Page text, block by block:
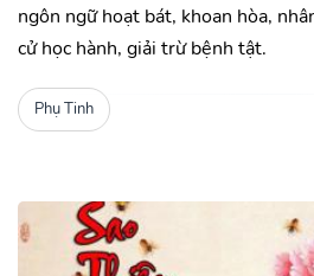
ngôn ngữ hoạt bát, khoan hòa,
cử học hành, giải trừ bệnh tật.
Phụ Tinh